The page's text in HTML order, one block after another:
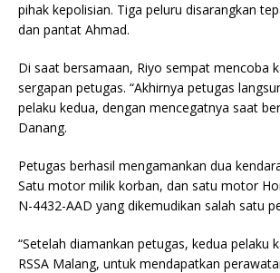
pihak kepolisian. Tiga peluru disarangkan
dan pantat Ahmad.
Di saat bersamaan, Riyo sempat mencoba
sergapan petugas. “Akhirnya petugas
pelaku kedua, dengan mencegatnya saat
Danang.
Petugas berhasil mengamankan dua
Satu motor milik korban, dan satu motor
N-4432-AAD yang dikemudikan salah satu
“Setelah diamankan petugas, kedua pelaku
RSSA Malang, untuk mendapatkan